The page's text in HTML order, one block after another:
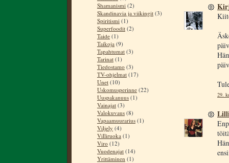
Shamanismi (2)
Skandinavia ja viikingit (3)
Spiritismi (1)
Superfoodit (2)
Taide (1)
Taikoja (9)
Tapahtumat (3)
Tarinat (1)
Tiedostamo (3)
TV-ohjelmat (17)
Unet (10)
Uskomusperinne (22)
Uuspakanuus (1)
Vainajat (3)
Valokuvaus (8)
Vapaamuurarius (1)
Viljely (4)
Villiruoka (1)
Viro (12)
Vuodenajat (14)
Yrittäminen (1)
29.